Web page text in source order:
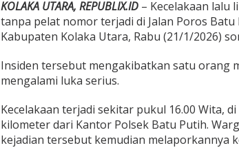
a
T
e
w
s
KOLAKA UTARA, REPUBLIX.ID – Kecelakaan lalu
tanpa pelat nomor terjadi di Jalan Poros
Kabupaten Kolaka Utara, Rabu (21/1/2026)
Insiden tersebut mengakibatkan satu orang
mengalami luka serius.
Kecelakaan terjadi sekitar pukul 16.00 Wita,
kilometer dari Kantor Polsek Batu Putih.
kejadian tersebut kemudian melaporkannya